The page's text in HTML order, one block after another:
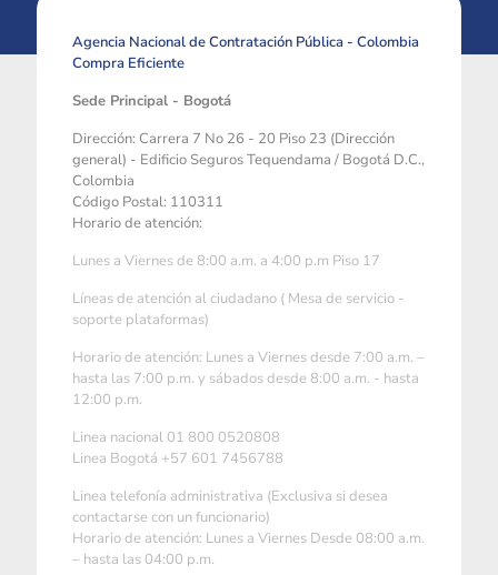
Agencia Nacional de Contratación Pública - Colombia
Compra Eficiente
Sede Principal - Bogotá
Dirección: Carrera 7 No 26 - 20 Piso 23 (Dirección
general) - Edificio Seguros Tequendama / Bogotá D.C.,
Colombia
Código Postal: 110311
Horario de atención:
Lunes a Viernes de 8:00 a.m. a 4:00 p.m Piso 17
Líneas de atención al ciudadano ( Mesa de servicio -
soporte plataformas)
Horario de atención: Lunes a Viernes desde 7:00 a.m. –
hasta las 7:00 p.m. y sábados desde 8:00 a.m. - hasta
12:00 p.m.
Linea nacional 01 800 0520808
Linea Bogotá +57 601 7456788
Linea telefonía administrativa (Exclusiva si desea
contactarse con un funcionario)
Horario de atención: Lunes a Viernes Desde 08:00 a.m.
– hasta las 04:00 p.m.